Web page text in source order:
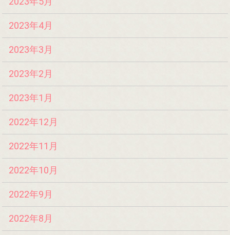
2023年4月
2023年3月
2023年2月
2023年1月
2022年12月
2022年11月
2022年10月
2022年9月
2022年8月